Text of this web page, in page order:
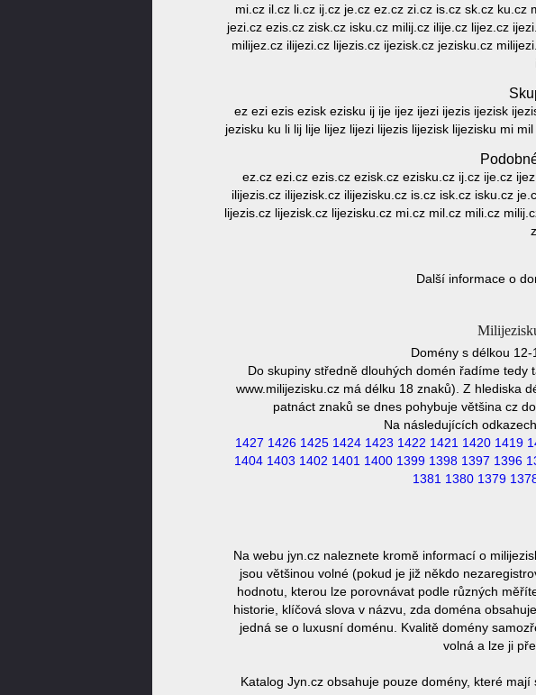
mi.cz il.cz li.cz ij.cz je.cz ez.cz zi.cz is.cz sk.cz
jezi.cz ezis.cz zisk.cz isku.cz milij.cz ilije.cz lijez.cz
milijez.cz ilijezi.cz lijezis.cz ijezisk.cz jezisku.cz
ez ezi ezis ezisk ezisku ij ije ijez ijezi ijezis ijezisk
jezisku ku li lij lije lijez lijezi lijezis lijezisk lijezisku mi
ez.cz ezi.cz ezis.cz ezisk.cz ezisku.cz ij.cz ije.cz
ilijezis.cz ilijezisk.cz ilijezisku.cz is.cz isk.cz isku.cz
lijezis.cz lijezisk.cz lijezisku.cz mi.cz mil.cz mili.cz
Další informace o
Domény s délkou
Do skupiny středně dlouhých domén řadíme tedy
www.milijezisku.cz má délku 18 znaků). Z hlediska
patnáct znaků se dnes pohybuje většina cz
Na následujících
1427 1426 1425 1424 1423 1422 1421 1420 1419
1404 1403 1402 1401 1400 1399 1398 1397 1396
1381 1380 1379
Na webu jyn.cz naleznete kromě informací o
jsou většinou volné (pokud je již někdo
hodnotu, kterou lze porovnávat podle různých
historie, klíčová slova v názvu, zda doména
jedná se o luxusní doménu. Kvalitě domény
volná a lze ji
Katalog Jyn.cz obsahuje pouze domény, které